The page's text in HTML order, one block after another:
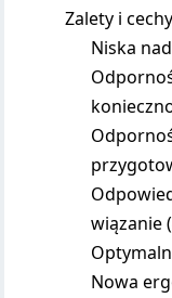
Zalety i
Niska
wiązanie
Nowa